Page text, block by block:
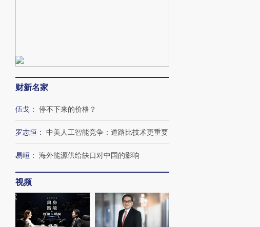
财新名家
伍戈 ： 停不下来的价格？
罗志恒 ： 中美人工智能竞争：道路比技术更重要
易峘 ： 海外能源供给缺口对中国的影响
视频